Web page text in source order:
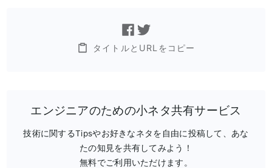
タイトルとURLをコピー
エンジニアのための小ネタ共有サービス
技術に関するTipsやお好きなネタを自由に投稿して、あな
たの知見を共有してみよう！
無料でご利用いただけます。